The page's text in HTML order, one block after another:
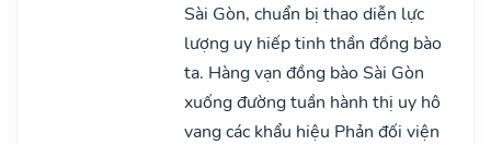
Sài Gòn, chuẩn bị thao diễn lực
lượng uy hiếp tinh thần đồng bào
ta. Hàng vạn đồng bào Sài Gòn
xuống đường tuần hành thị uy hô
vang các khẩu hiệu Phản đối viện